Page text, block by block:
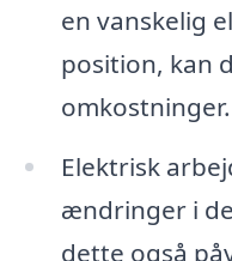
en vanskelig
position, kan
omkostninger.
Elektrisk
ændringer i
dette også